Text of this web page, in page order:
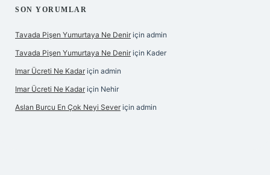
SON YORUMLAR
Tavada Pişen Yumurtaya Ne Denir için admin
Tavada Pişen Yumurtaya Ne Denir için Kader
Imar Ücreti Ne Kadar için admin
Imar Ücreti Ne Kadar için Nehir
Aslan Burcu En Çok Neyi Sever için admin